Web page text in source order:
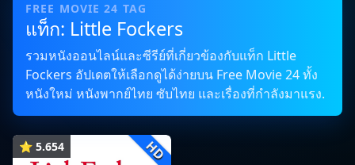
FREE MOVIE 24 TAG
แท็ก: Little Fockers
รวมหนังออนไลน์และซีรีย์ที่เกี่ยวข้องกับแท็ก Little
Fockers อัปเดตให้เลือกดูได้ง่ายบน Free Movie 24 ทั้ง
หนังใหม่ หนังพากย์ไทย ซับไทย และเรื่องที่กำลังมาแรง.
⭐ 5.654 HD